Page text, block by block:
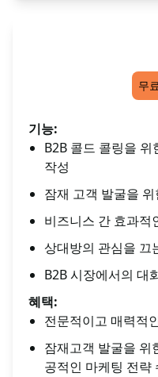
무
기능:
B2B 콜드 콜링을
작성
잠재 고객 발굴을
비즈니스 간 효과적
상대방의 관심을 끄
B2B 시장에서의 대
혜택:
전문적이고 매력적
잠재고객 발굴을 위
공적인 마케팅 전략